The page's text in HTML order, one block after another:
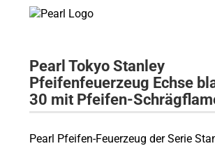
Pearl Tokyo Stanley
Pfeifenfeuerzeug Echse
30 mit Pfeifen-
Pearl Pfeifen-Feuerzeug der Serie